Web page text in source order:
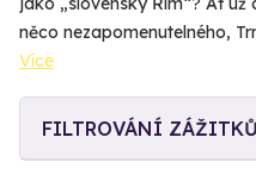
něco nezapomenutelného,
Více
FILTROVÁNÍ ZÁŽITKŮ